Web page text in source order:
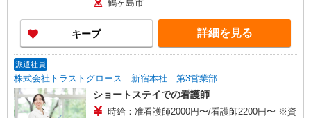
鶴ヶ島市
キープ 詳細を見る
派遣社員
株式会社トラストグロース 新宿本社 第3営業部
ショートステイでの看護師
時給：准看護師2000円〜/看護師2200円〜 ※資